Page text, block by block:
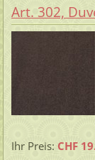
Art. 302,
Ihr Preis: CHF